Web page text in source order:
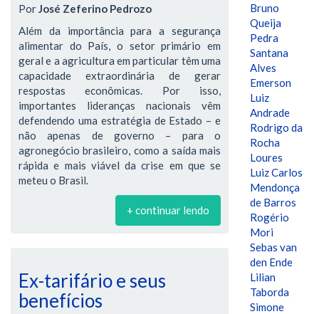
PorJosé Zeferino Pedrozo
Além da importância para a segurança
alimentar do País, o setor primário em
geral e a agricultura em particular têm uma
capacidade extraordinária de gerar
respostas econômicas. Por isso,
importantes lideranças nacionais vêm
defendendo uma estratégia de Estado – e
não apenas de governo – para o
agronegócio brasileiro, como a saída mais
rápida e mais viável da crise em que se
meteu o Brasil.
+ continuar lendo
Ex-tarifário e seus
benefícios
Bruno
Queija
Pedra
Santana
Alves
Emerson
Luiz
Andrade
Rodrigo da
Rocha
Loures
Luiz Carlos
Mendonça
de Barros
Rogério
Mori
Sebas van
den Ende
Lilian
Taborda
Simone